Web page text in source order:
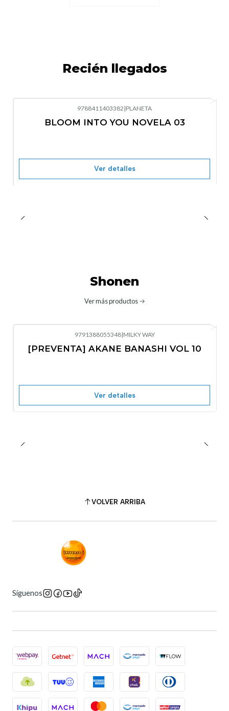
Recién llegados
Nuevo
9788411403382 |PLANETA
BLOOM INTO YOU NOVELA 03
Ver detalles
Shonen
Ver más productos
No disponible
9791388055348|MILKY WAY
[PREVENTA] AKANE BANASHI VOL 10
Ver detalles
VOLVER ARRIBA
Síguenos